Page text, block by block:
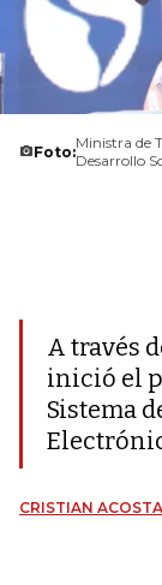
Foto:Ministra de
Desarrollo
A través
inició el
Sistema
CRISTIAN